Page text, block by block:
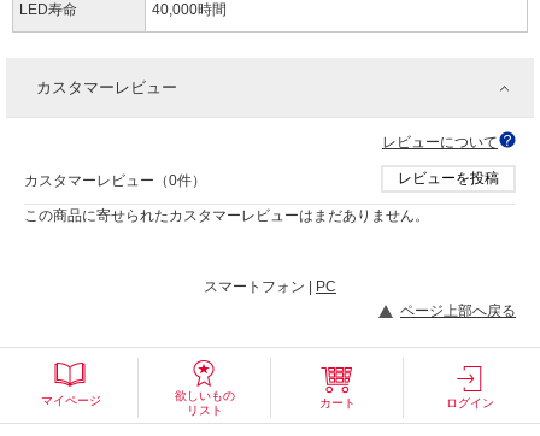
LED寿命 40,000時間
カスタマーレビュー
レビューについて
カスタマーレビュー（0件） レビューを投稿
この商品に寄せられたカスタマーレビューはまだありません。
スマートフォン |
PC
ページ上部へ戻る
マイページ
欲しいもの
リスト
カート ログイン